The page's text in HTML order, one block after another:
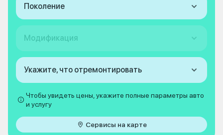
Поколение
Модификация
Укажите, что отремонтировать
Чтобы увидеть цены, укажите полные параметры авто
и услугу
Сервисы на карте